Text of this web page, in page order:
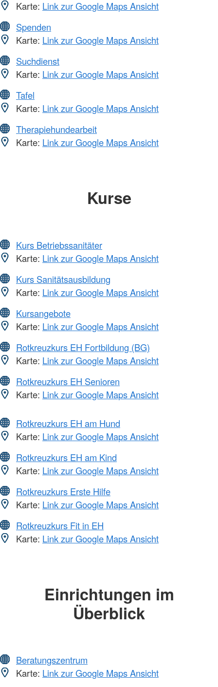
Karte: Link zur Google Maps Ansicht
Spenden
Karte: Link zur Google Maps Ansicht
Suchdienst
Karte: Link zur Google Maps Ansicht
Tafel
Karte: Link zur Google Maps Ansicht
Therapiehundearbeit
Karte: Link zur Google Maps Ansicht
Kurse
Kurs Betriebssanitäter
Karte: Link zur Google Maps Ansicht
Kurs Sanitätsausbildung
Karte: Link zur Google Maps Ansicht
Kursangebote
Karte: Link zur Google Maps Ansicht
Rotkreuzkurs EH Fortbildung (BG)
Karte: Link zur Google Maps Ansicht
Rotkreuzkurs EH Senioren
Karte: Link zur Google Maps Ansicht
Rotkreuzkurs EH am Hund
Karte: Link zur Google Maps Ansicht
Rotkreuzkurs EH am Kind
Karte: Link zur Google Maps Ansicht
Rotkreuzkurs Erste Hilfe
Karte: Link zur Google Maps Ansicht
Rotkreuzkurs Fit in EH
Karte: Link zur Google Maps Ansicht
Einrichtungen im
Überblick
Beratungszentrum
Karte: Link zur Google Maps Ansicht